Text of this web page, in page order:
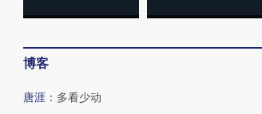
博客
唐涯 ： 多看少动